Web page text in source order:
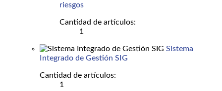
riesgos
Cantidad de artículos:
1
Sistema
Integrado de Gestión SIG
Cantidad de artículos:
1